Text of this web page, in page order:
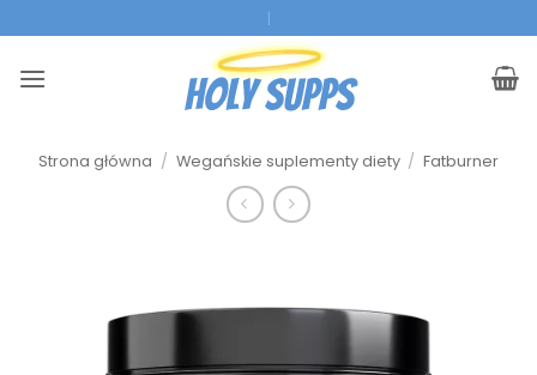
do
treści
Strona główna / Wegańskie suplementy diety / Fatburner